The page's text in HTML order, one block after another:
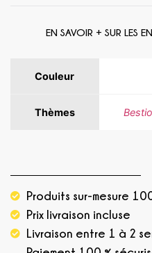
EN SAVOIR + SUR LES
Couleur
Thèmes
Produits sur-mesure
Prix livraison incluse
Livraison entre 1 à 2